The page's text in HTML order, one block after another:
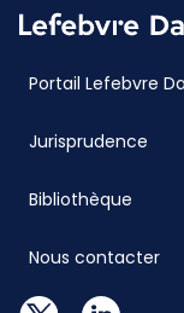
Portail Lefebvre
Jurisprudence
Bibliothèque
Nous contacter